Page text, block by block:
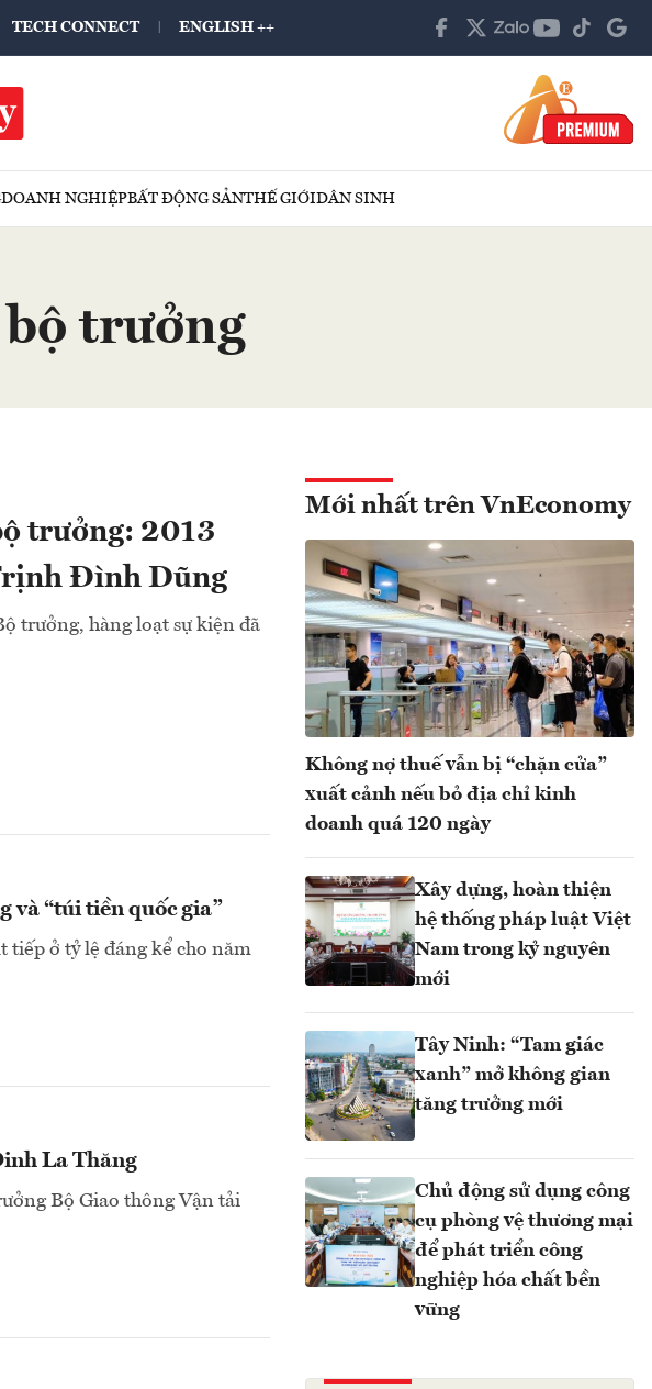
TECH CONNECT ENGLISH ++
DOANH NGHIỆPBẤT ĐỘNG SẢNTHẾ GIỚIDÂN SINH
trưởng
trưởng: 2013
Đình Dũng
trưởng, hàng loạt sự kiện đã
và “túi tiền quốc gia”
tiếp ở tỷ lệ đáng kể cho năm
La Thăng
Bộ Giao thông Vận tải
Mới nhất trên VnEconomy
Không nợ thuế vẫn bị “chặn cửa”
xuất cảnh nếu bỏ địa chỉ kinh
doanh quá 120 ngày
Xây dựng, hoàn thiện
hệ thống pháp luật Việt
Nam trong kỷ nguyên
mới
Tây Ninh: “Tam giác
xanh” mở không gian
tăng trưởng mới
Chủ động sử dụng công
cụ phòng vệ thương mại
để phát triển công
nghiệp hóa chất bền
vững